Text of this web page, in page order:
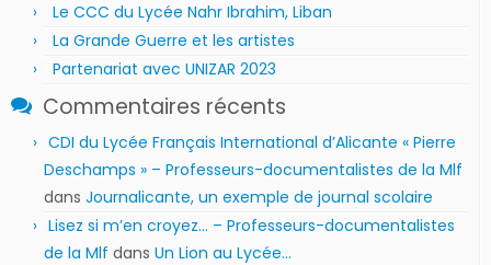
Le CCC du Lycée Nahr Ibrahim, Liban
La Grande Guerre et les artistes
Partenariat avec UNIZAR 2023
Commentaires récents
CDI du Lycée Français International d’Alicante « Pierre
Deschamps » – Professeurs-documentalistes de la Mlf
dans Journalicante, un exemple de journal scolaire
Lisez si m’en croyez… – Professeurs-documentalistes
de la Mlf dans Un Lion au Lycée…